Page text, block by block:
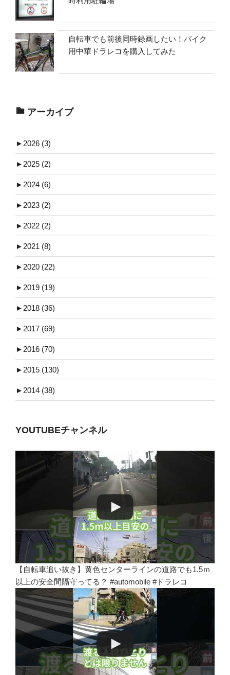
自転車でも前後同時録画したい！バイク
用中華ドラレコを購入してみた
アーカイブ
► 2026 (3)
► 2025 (2)
► 2024 (6)
► 2023 (2)
► 2022 (2)
► 2021 (8)
► 2020 (22)
► 2019 (19)
► 2018 (36)
► 2017 (69)
► 2016 (70)
► 2015 (130)
► 2014 (38)
YOUTUBEチャンネル
【自転車追い抜き】黄色センターラインの道路でも1.5ｍ
以上の安全間隔守ってる？ #automobile #ドラレコ